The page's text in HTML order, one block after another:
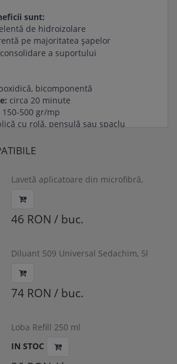
sunt:
de hidroizolare
pe majoritatea şapelor
a suportului
bicomponentă
circa 20 minute
150-500 gr/mp
cu rolă, pensulă sau şpaclu
Lavetă aplicatoare din microfibră,
46 RON / buc.
Diluant 509 Universal Sedachim, 5l
74 RON / buc.
Loba Refill 250 ml
IN STOC